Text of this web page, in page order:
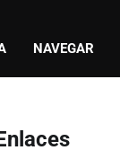
NAVEGAR